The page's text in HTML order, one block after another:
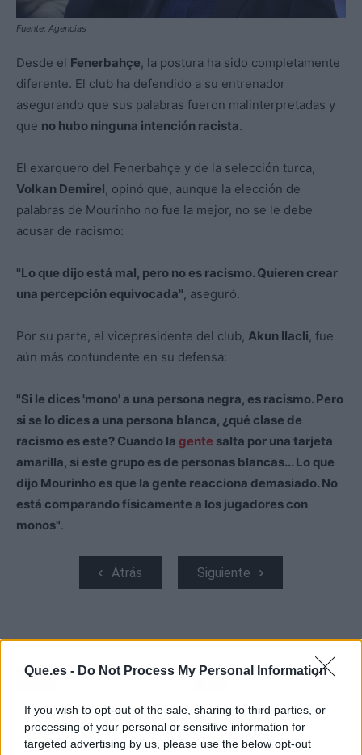
Que.es - Do Not Process My Personal Information
If you wish to opt-out of the sale, sharing to third parties, or
processing of your personal or sensitive information for
targeted advertising by us, please use the below opt-out
Fuente: Agencias
Desde el Fenerbahçe, la postura ha sido completamente
diferente. El club ha defendido a su entrenador
asegurando que sus palabras fueron malinterpretadas y
que no hubo ninguna intención racista.
El exarquero del Fenerbahçe y de la selección turca,
Volkan Demirel, opinó que, aunque la elección de
palabras de Mourinho no fue la mejor, no se le debe
acusar de racismo:
"Lo que dijo está mal, pero no es racismo. Quieren crear
una percepción equivocada", aseguró.
Por su parte, el vicepresidente del club, Akun Ilacli, fue
aún más contundente en su defensa:
"Si le dices 'mono' a una persona negra, es racismo. Pero
si se lo dices a una persona blanca, ¿qué clase de
racismo es este? Cuando la gente salta por una tarjeta
amarilla, si este grupo es de personas blancas... Lo que
dijo Mourinho es que la gente reacciona demasiado. No
está comparando físicamente a los jugadores con
monos".
Atrás Siguiente
Simeone quiere a un fijo
Artículo siguiente
La gran sorpresa de
Atlético ante el FC
Barcelona